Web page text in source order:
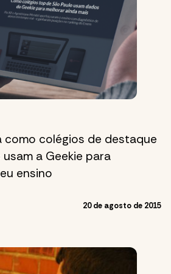
como colégios de destaque
usam a Geekie para
ensino
20 de agosto de 2015